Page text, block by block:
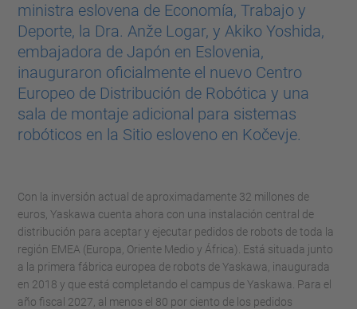
ministra eslovena de Economía, Trabajo y
Deporte, la Dra. Anže Logar, y Akiko Yoshida,
embajadora de Japón en Eslovenia,
inauguraron oficialmente el nuevo Centro
Europeo de Distribución de Robótica y una
sala de montaje adicional para sistemas
robóticos en la Sitio esloveno en Kočevje.
Con la inversión actual de aproximadamente 32 millones de
euros, Yaskawa cuenta ahora con una instalación central de
distribución para aceptar y ejecutar pedidos de robots de toda la
región EMEA (Europa, Oriente Medio y África). Está situada junto
a la primera fábrica europea de robots de Yaskawa, inaugurada
en 2018 y que está completando el campus de Yaskawa. Para el
año fiscal 2027, al menos el 80 por ciento de los pedidos